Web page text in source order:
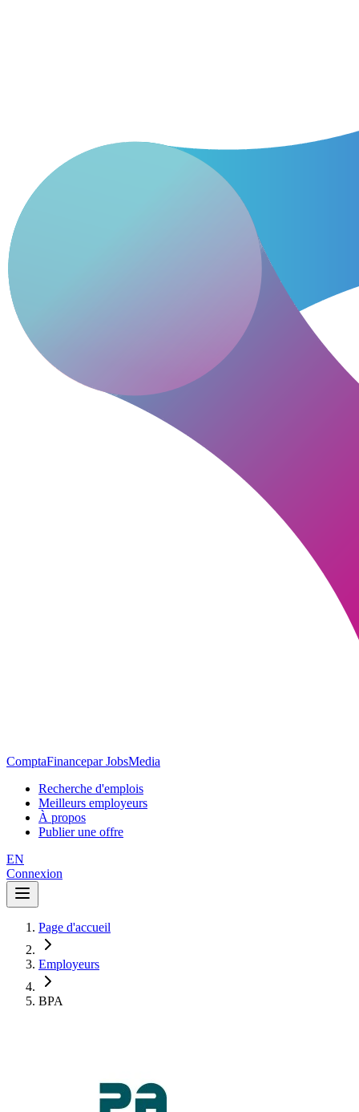
ComptaFinancepar JobsMedia
Recherche d'emplois
Meilleurs employeurs
À propos
Publier une offre
EN
Connexion
Page d'accueil
Employeurs
BPA